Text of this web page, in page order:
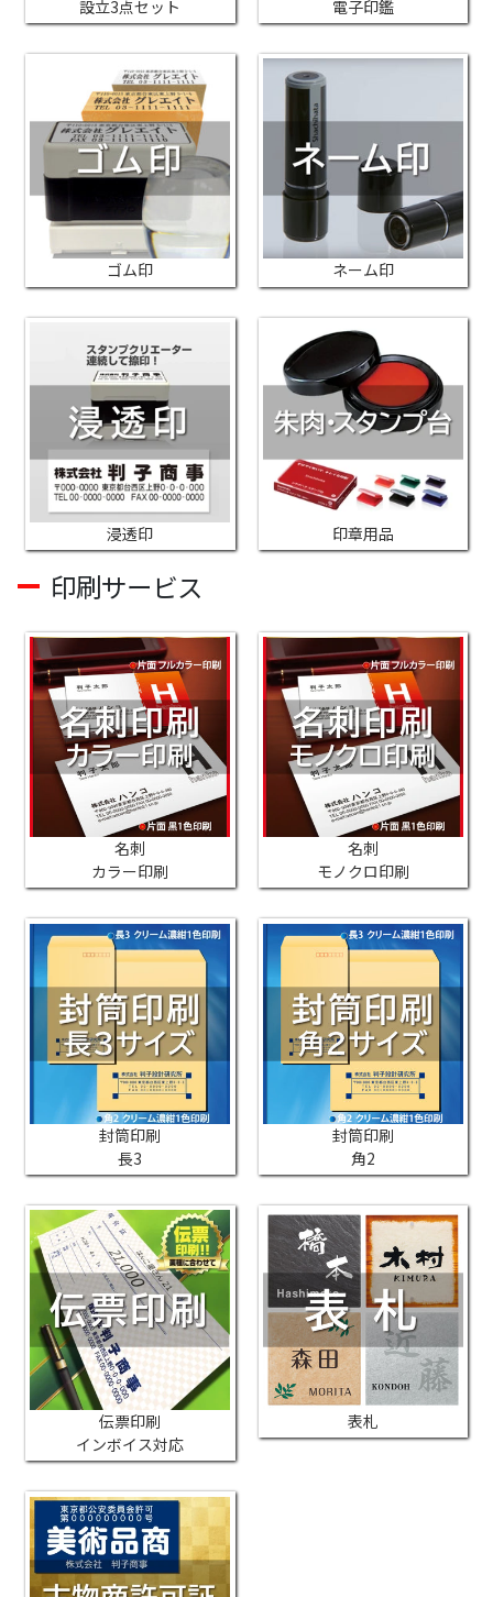
設立3点セット 電子印鑑
ゴム印 ネーム印
浸透印 印章用品
印刷サービス
名刺
カラー印刷
名刺
モノクロ印刷
封筒印刷
長3
封筒印刷
角2
伝票印刷
インボイス対応
表札